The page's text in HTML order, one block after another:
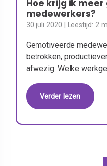
Hoe krijg ik
medewerkers?
30 juli 2020 | Leestijd:2
Gemotiveerde
betrokken,
afwezig. Welke
Verder lezen